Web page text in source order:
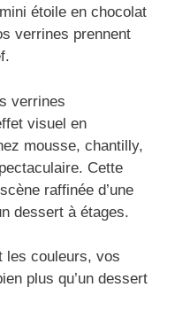
étoile en chocolat
verrines prennent
verrines
visuel en
mousse, chantilly,
Cette
raffinée d’une
dessert à étages.
les couleurs, vos
plus qu’un dessert